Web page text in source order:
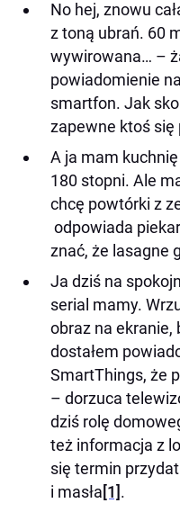
No hej, znowu
z toną ubrań. 60
wywirowana… –
powiadomienie
smartfon. Jak
zapewne ktoś się
A ja mam
180 stopni. Ale
chcę powtórki z
odpowiada
znać, że lasagne
Ja dziś na
serial mamy.
obraz na ekranie,
dostałem
SmartThings, że
– dorzuca
dziś rolę
też informacja z
się termin
i masła[1].